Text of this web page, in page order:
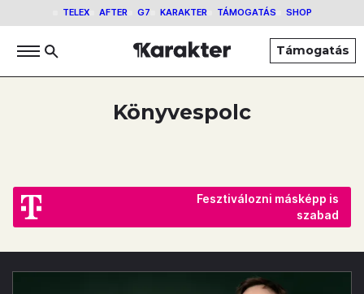
TELEX AFTER G7 KARAKTER TÁMOGATÁS SHOP
Támogatás
Könyvespolc
Fesztiválozni másképp is
szabad